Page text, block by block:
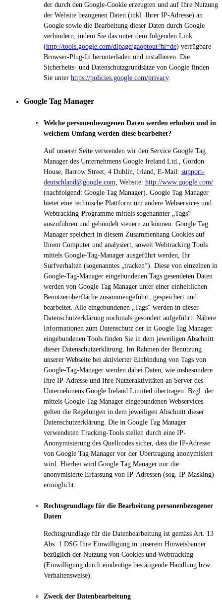
der durch den Google-Cookie erzeugten und auf Ihre Nutzung
der Website bezogenen Daten (inkl. Ihrer IP-Adresse) an
Google sowie die Bearbeitung dieser Daten durch Google
verhindern, indem Sie das unter dem folgenden Link
(http://tools.google.com/dlpage/gaoptout?hl=de) verfügbare
Browser-Plug-In herunterladen und installieren. Die
Sicherheits- und Datenschutzgrundsätze von Google finden
Sie unter https://policies.google.com/privacy.
Google Tag Manager
Welche personenbezogenen Daten werden erhoben und in
welchem Umfang werden diese bearbeitet?
Auf unserer Seite verwenden wir den Service Google Tag
Manager des Unternehmens Google Ireland Ltd., Gordon
House, Barrow Street, 4 Dublin, Irland, E-Mail: support-
deutschland@google.com , Website: http://www.google.com/
(nachfolgend: Google Tag Manager). Google Tag Manager
bietet eine technische Plattform um andere Webservices und
Webtracking-Programme mittels sogenannter „Tags“
auszuführen und gebündelt steuern zu können. Google Tag
Manager speichert in diesem Zusammenhang Cookies auf
Ihrem Computer und analysiert, soweit Webtracking Tools
mittels Google-Tag-Manager ausgeführt werden, Ihr
Surfverhalten (sogenanntes „tracken“). Diese von einzelnen in
Google-Tag-Manager eingebundenen Tags gesendeten Daten
werden von Google Tag Manager unter einer einheitlichen
Benutzeroberfläche zusammengeführt, gespeichert und
bearbeitet. Alle eingebundenen „Tags“ werden in dieser
Datenschutzerklärung nochmals gesondert aufgeführt. Nähere
Informationen zum Datenschutz der in Google Tag Manager
eingebundenen Tools finden Sie in dem jeweiligen Abschnitt
dieser Datenschutzerklärung. Im Rahmen der Benutzung
unserer Webseite bei aktivierter Einbindung von Tags von
Google-Tag-Manager werden dabei Daten, wie insbesondere
Ihre IP-Adresse und Ihre Nutzeraktivitäten an Server des
Unternehmens Google Ireland Limited übertragen. Bzgl. der
mittels Google Tag Manager eingebundenen Webservices
gelten die Regelungen in dem jeweiligen Abschnitt dieser
Datenschutzerklärung. Die in Google Tag Manager
verwendeten Tracking-Tools stellen durch eine IP-
Anonymisierung des Quellcodes sicher, dass die IP-Adresse
von Google Tag Manager vor der Übertragung anonymisiert
wird. Hierbei wird Google Tag Manager nur die
anonymisierte Erfassung von IP-Adressen (sog. IP-Masking)
ermöglicht.
Rechtsgrundlage für die Bearbeitung personenbezogener
Daten
Rechtsgrundlage für die Datenbearbeitung ist gemäss Art. 13
Abs. 1 DSG Ihre Einwilligung in unserem Hinweisbanner
bezüglich der Nutzung von Cookies und Webtracking
(Einwilligung durch eindeutige bestätigende Handlung bzw.
Verhaltensweise).
Zweck der Datenbearbeitung